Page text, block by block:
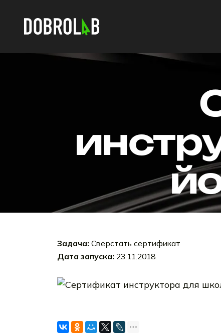
Задача: Сверстать сертификат
Дата запуска: 23.11.2018.